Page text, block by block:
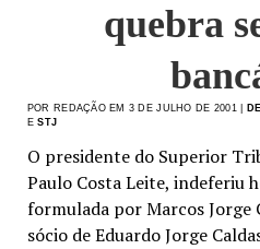
quebra
POR REDAÇÃO EM 3 DE JULHO DE 2001 |
ESTJ
O presidente do Superior
Paulo Costa Leite, indeferiu
formulada por Marcos Jorge
sócio de Eduardo Jorge